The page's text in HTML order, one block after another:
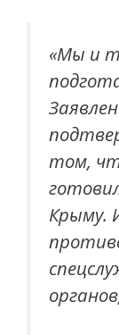
«Мы и
том,
Крыму.